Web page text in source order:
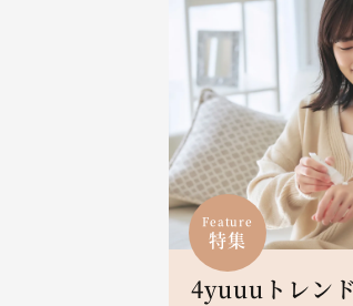
Feature
特集
4yuuuトレン